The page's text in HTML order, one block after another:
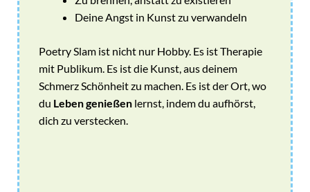
Deine Angst in Kunst zu verwandeln
Poetry Slam ist nicht nur Hobby. Es ist Therapie
mit Publikum. Es ist die Kunst, aus deinem
Schmerz Schönheit zu machen. Es ist der Ort, wo
du Leben genießen lernst, indem du aufhörst,
dich zu verstecken.